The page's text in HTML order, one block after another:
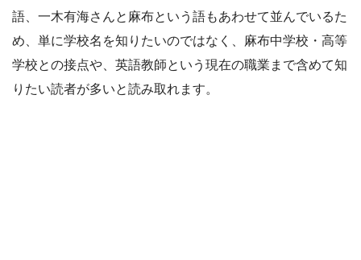
語、一木有海さんと麻布という語もあわせて並んでいるた
め、単に学校名を知りたいのではなく、麻布中学校・高等
学校との接点や、英語教師という現在の職業まで含めて知
りたい読者が多いと読み取れます。